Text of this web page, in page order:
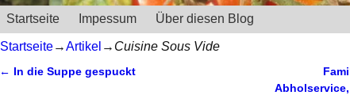
Startseite Impessum Über diesen Blog
Startseite→Artikel → Cuisine Sous Vide
← In die Suppe gespuckt